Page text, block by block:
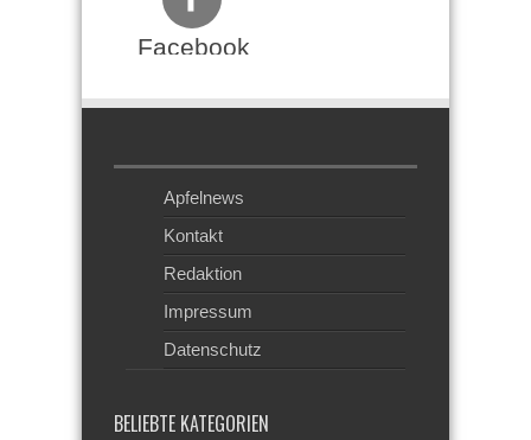
Facebook
Apfelnews
Kontakt
Redaktion
Impressum
Datenschutz
BELIEBTE KATEGORIEN